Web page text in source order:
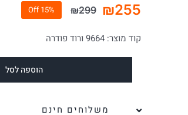
₪299 המחיר
המקורי
היה:
₪299.
₪255
המחיר
הנוכחי
הוא:
₪255.
15% Off
קוד מוצר:9664 ורוד פודרה
הוספה לסל
משלוחים חינם